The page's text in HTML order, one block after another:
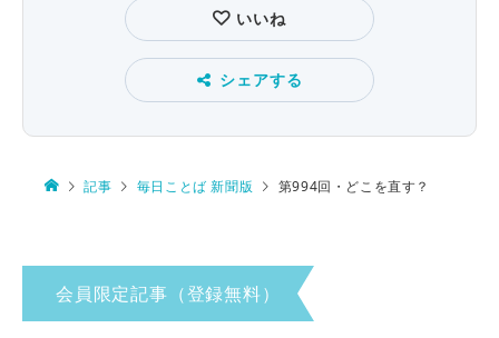
いいね
シェアする
記事 毎日ことば 新聞版 第994回・どこを直す？
会員限定記事（登録無料）